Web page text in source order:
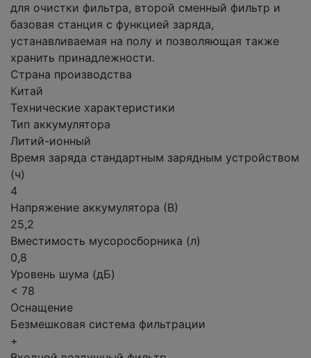
для очистки фильтра, второй сменный фильтр и
базовая станция с функцией заряда,
устанавливаемая на полу и позволяющая также
хранить принадлежности.
Страна производства
Китай
Технические характеристики
Тип аккумулятора
Литий-ионный
Время заряда стандартным зарядным устройством
(ч)
4
Напряжение аккумулятора (В)
25,2
Вместимость мусоросборника (л)
0,8
Уровень шума (дБ)
< 78
Оснащение
Безмешковая система фильтрации
+